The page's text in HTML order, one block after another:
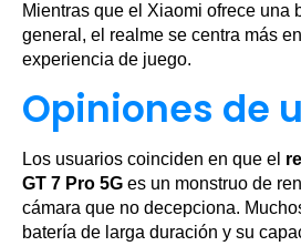
Mientras que el Xiaomi ofrece una
general, el realme se centra más
experiencia de juego.
Opiniones de
Los usuarios coinciden en que el
GT 7 Pro 5G es un monstruo de
cámara que no decepciona.
batería de larga duración y su